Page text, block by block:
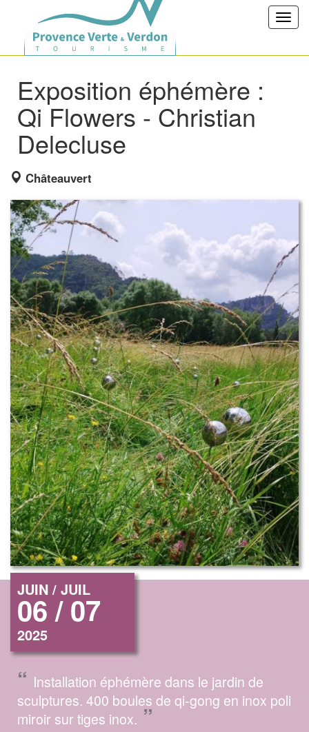
Exposition éphémère :
Qi Flowers - Christian
Delecluse
Châteauvert
JUIN / JUIL
06 / 07
2025
“ Installation éphémère dans le jardin de
sculptures. 400 boules de qi-gong en inox poli
miroir sur tiges inox. ”